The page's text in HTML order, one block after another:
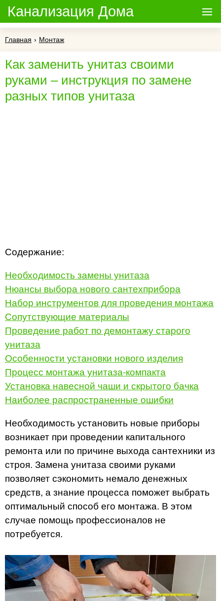
Канализация Дома
Главная › Монтаж
Как заменить унитаз своими
руками – инструкция по замене
разных типов унитаза
Содержание:
Необходимость замены унитаза
Нюансы выбора нового сантехприбора
Набор инструментов для проведения монтажа
Сопутствующие материалы
Проведение работ по демонтажу старого
унитаза
Особенности установки нового изделия
Процесс монтажа унитаза-компакта
Установка навесной чаши и скрытого бачка
Наиболее распространенные ошибки
Необходимость установить новые приборы
возникает при проведении капитального
ремонта или по причине выхода сантехники из
строя. Замена унитаза своими руками
позволяет сэкономить немало денежных
средств, а знание процесса поможет выбрать
оптимальный способ его монтажа. В этом
случае помощь профессионалов не
потребуется.